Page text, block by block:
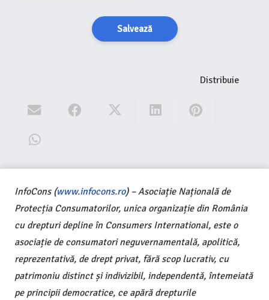
Salvează
Distribuie
InfoCons (www.infocons.ro) – Asociație Națională de
Protecția Consumatorilor, unica organizație din România
cu drepturi depline în Consumers International, este o
asociație de consumatori neguvernamentală, apolitică,
reprezentativă, de drept privat, fără scop lucrativ, cu
patrimoniu distinct și indivizibil, independentă, întemeiată
pe principii democratice, ce apără drepturile